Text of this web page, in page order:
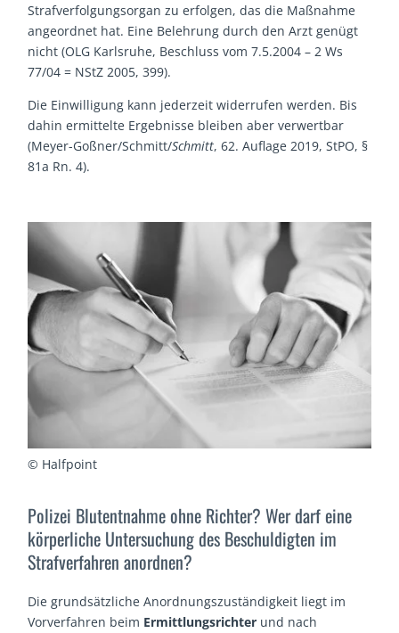
Strafverfolgungsorgan zu erfolgen, das die Maßnahme
angeordnet hat. Eine Belehrung durch den Arzt genügt
nicht (OLG Karlsruhe, Beschluss vom 7.5.2004 – 2 Ws
77/04 = NStZ 2005, 399).
Die Einwilligung kann jederzeit widerrufen werden. Bis
dahin ermittelte Ergebnisse bleiben aber verwertbar
(Meyer-Goßner/Schmitt/Schmitt, 62. Auflage 2019, StPO, §
81a Rn. 4).
© Halfpoint
Polizei Blutentnahme ohne Richter? Wer darf eine
körperliche Untersuchung des Beschuldigten im
Strafverfahren anordnen?
Die grundsätzliche Anordnungszuständigkeit liegt im
Vorverfahren beim Ermittlungsrichter und nach